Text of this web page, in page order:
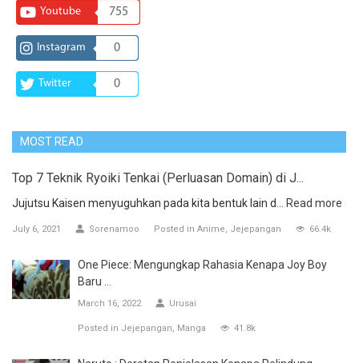
Youtube 755
Instagram 0
Twitter 0
MOST READ
Top 7 Teknik Ryoiki Tenkai (Perluasan Domain) di J...
Jujutsu Kaisen menyuguhkan pada kita bentuk lain d... Read more
July 6, 2021 Sorenamoo Posted in Anime Jejepangan 66.4k
One Piece: Mengungkap Rahasia Kenapa Joy Boy
Baru ...
March 16, 2022 Urusai
Posted in Jejepangan Manga 41.8k